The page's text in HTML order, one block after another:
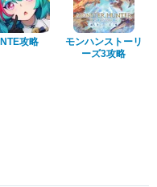
NTE攻略
モンハンストーリ
ーズ3攻略